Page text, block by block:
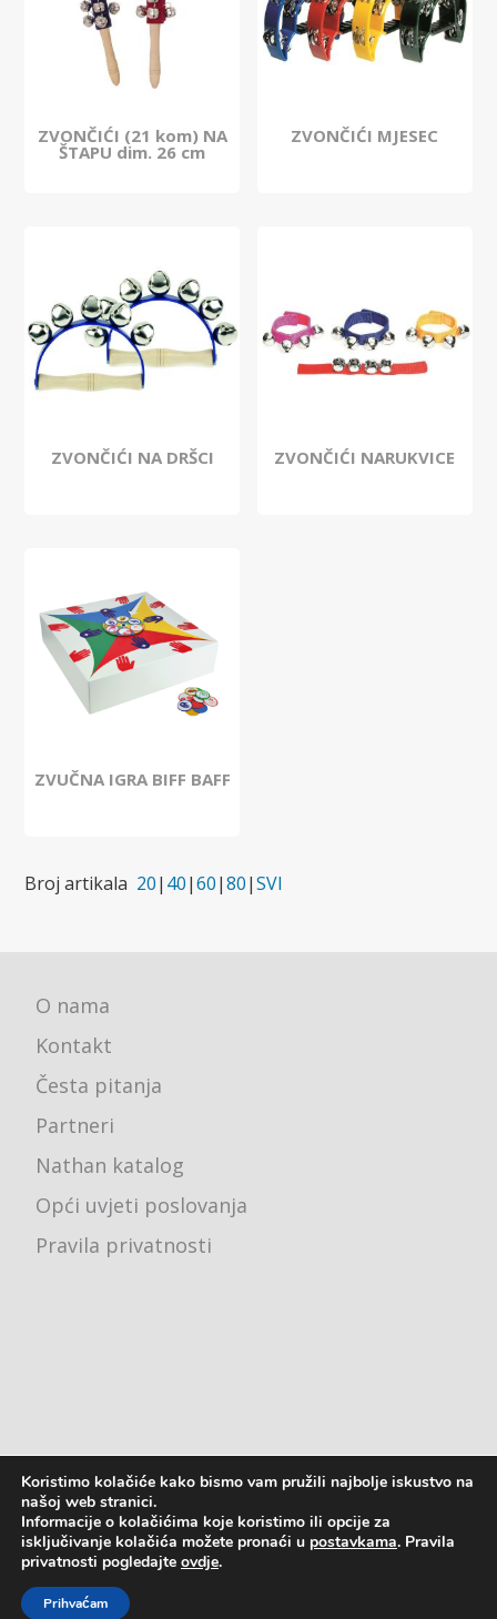
ZVONČIĆI (21 kom) NA
ŠTAPU dim. 26 cm
ZVONČIĆI MJESEC
ZVONČIĆI NA DRŠCI ZVONČIĆI NARUKVICE
ZVUČNA IGRA BIFF BAFF
Broj artikala 20| 40|60|80|SVI
O nama
Kontakt
Česta pitanja
Partneri
Nathan katalog
Opći uvjeti poslovanja
Pravila privatnosti
Ured - Karlovačka cesta 4j, 10000 Zagreb
pon - pet: 8:00 - 16:00
Koristimo kolačiće kako bismo vam pružili najbolje iskustvo na
našoj web stranici.
Informacije o kolačićima koje koristimo ili opcije za
isključivanje kolačića možete pronaći u postavkama. Pravila
privatnosti pogledajte ovdje.
Prihvaćam